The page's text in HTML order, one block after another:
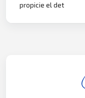
propicie el det